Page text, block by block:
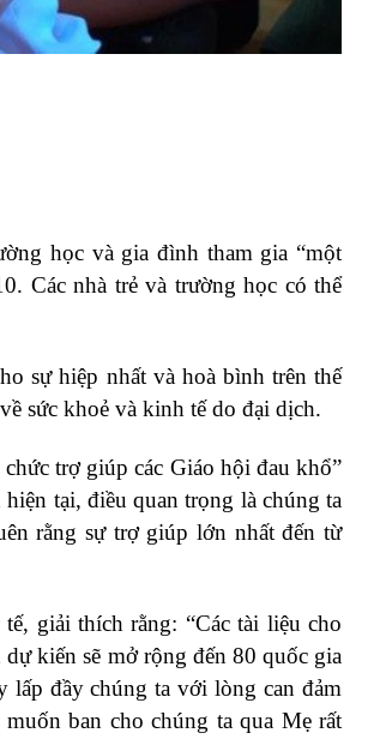
học và gia đình tham gia “một
Các nhà trẻ và trường học có thể
sự hiệp nhất và hoà bình trên thế
sức khoẻ và kinh tế do đại dịch.
trợ giúp các Giáo hội đau khổ”
tại, điều quan trọng là chúng ta
rằng sự trợ giúp lớn nhất đến từ
giải thích rằng: “Các tài liệu cho
kiến ​​sẽ mở rộng đến 80 quốc gia
lấp đầy chúng ta với lòng can đảm
ban cho chúng ta qua Mẹ rất